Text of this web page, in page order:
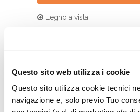
Questo sito web utilizza i cookie
Questo sito utilizza cookie tecnici
navigazione e, solo previo Tuo
Legno a vista